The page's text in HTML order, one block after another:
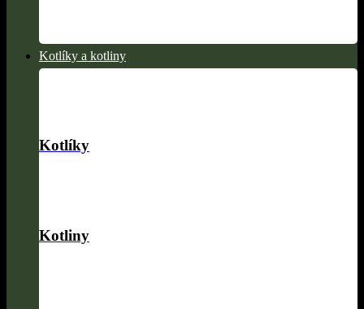
Kotlíky a kotliny
Kotlíky
Kotliny